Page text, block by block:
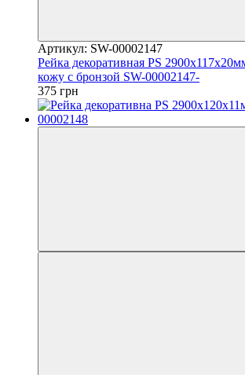
Артикул: SW-00002147
Рейка декоративная PS
кожу с бронзой SW-00002147-
375 грн